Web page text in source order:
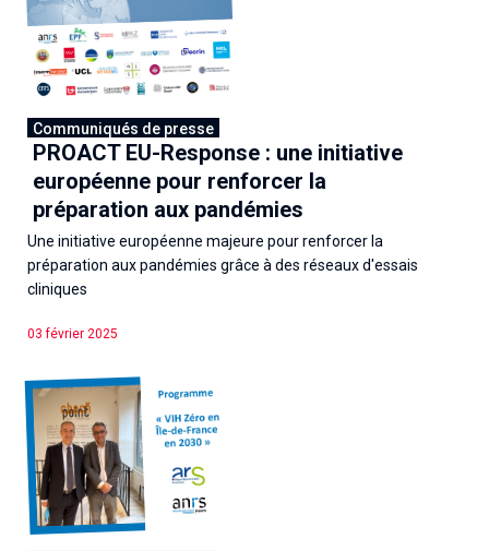
Communiqués de presse
PROACT EU-Response : une initiative
européenne pour renforcer la
préparation aux pandémies
Une initiative européenne majeure pour renforcer la
préparation aux pandémies grâce à des réseaux d'essais
cliniques
03 février 2025